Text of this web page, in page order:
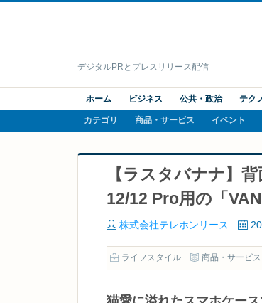
デジタルPRとプレスリリース配信
ホーム ビジネス 公共・政治 テク
カテゴリ 商品・サービス イベント
【ラスタバナナ】
12/12 Pro用の「
株式会社テレホンリース
ライフスタイル 商品・サービス